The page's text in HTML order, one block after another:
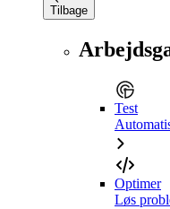
Tilbage
Test
Optimer
Løs